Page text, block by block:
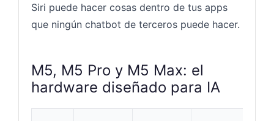
Siri puede hacer cosas dentro de tus apps
que ningún chatbot de terceros puede hacer.
M5, M5 Pro y M5 Max: el
hardware diseñado para IA